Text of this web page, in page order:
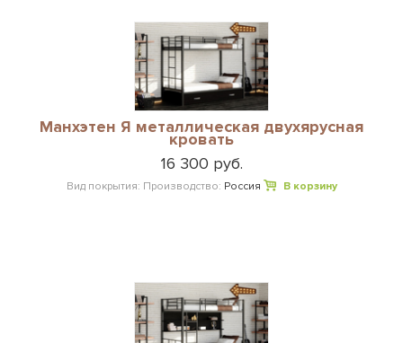
Манхэтен Я металлическая двухярусная
кровать
16 300 руб.
Вид покрытия: Производство: Россия В корзину